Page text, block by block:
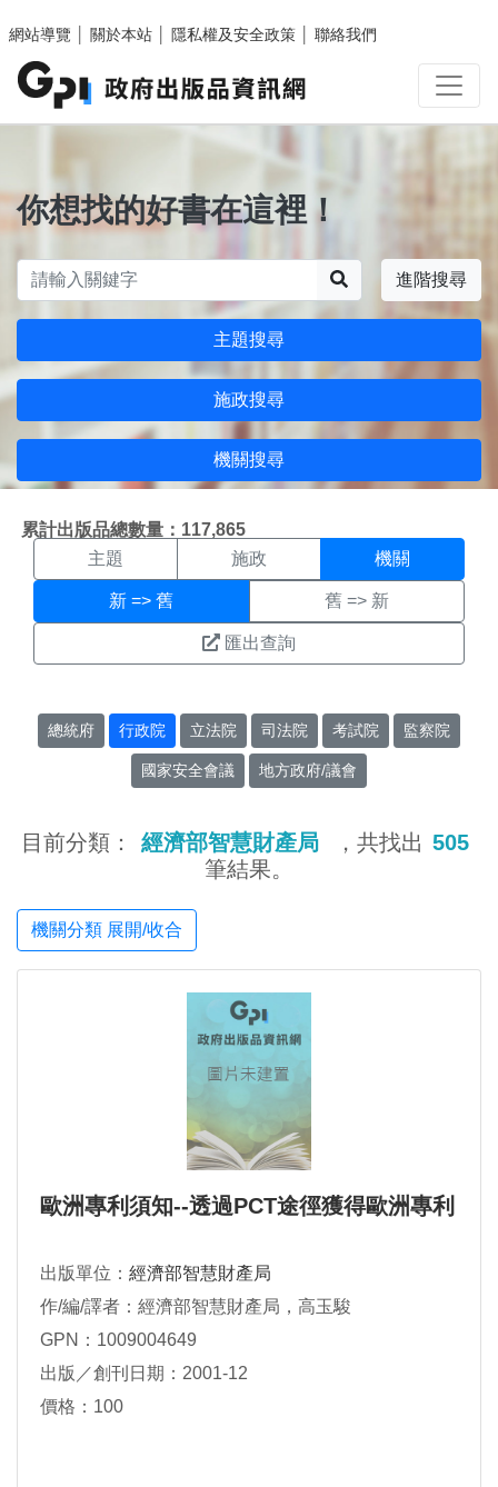
網站導覽
關於本站 隱私權及安全政策 聯絡我們
你想找的好書在這裡！
進階搜尋
主題搜尋
施政搜尋
機關搜尋
累計出版品總數量：117,865
機關搜尋結果頁面
主題 施政 機關
新 => 舊 舊 => 新
匯出查詢
總統府 行政院 立法院 司法院 考試院 監察院
國家安全會議 地方政府/議會
目前分類： 經濟部智慧財產局 ，共找出 505
筆結果。
機關分類 展開/收合
歐洲專利須知--透過PCT途徑獲得歐洲專利
出版單位： 經濟部智慧財產局
作/編/譯者：經濟部智慧財產局，高玉駿
GPN：1009004649
出版／創刊日期：2001-12
價格：100